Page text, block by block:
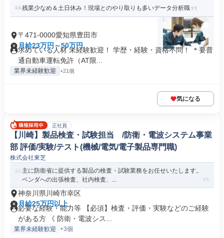
残業少なめ＆土日休み！現場とのやり取りも多いデータ分析職
〒471-0000愛知県豊田市
月給23万円～50万円
求めている人材 未経験歓迎！ 学歴・経験・資格不問！ ＊要普
通自動車運転免許（AT限...
業界未経験歓迎 +21個
気になる
正社員
【川崎】製品検査・試験担当 /防衛・電波システム事業
部 評価/実験/テスト(機械/電気/電子製品専門職)
株式会社東芝
主に防衛省に提供する製品の検査・試験業務をお任せいたします。
ベンダへの出張検査、社内検査、...
神奈川県川崎市幸区
月給25万円以上
必要な経験・能力等 【必須】検査・評価・実験などのご経験
がある方 《 防衛・電波シス...
業界未経験歓迎 +3個